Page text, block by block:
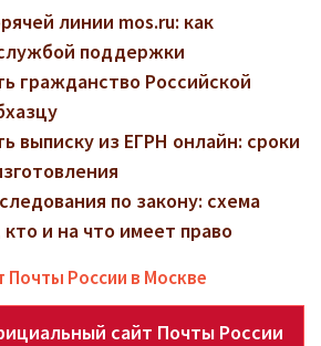
линии mos.ru: как
поддержки
гражданство Российской
выписку из ЕГРН онлайн: сроки
по закону: схема
и на что имеет право
России в Москве
сайт Почты России